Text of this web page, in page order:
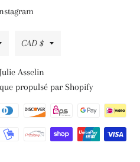
Devise
CAD $
Julie Asselin
propulsé par Shopify
Moyens
paiement